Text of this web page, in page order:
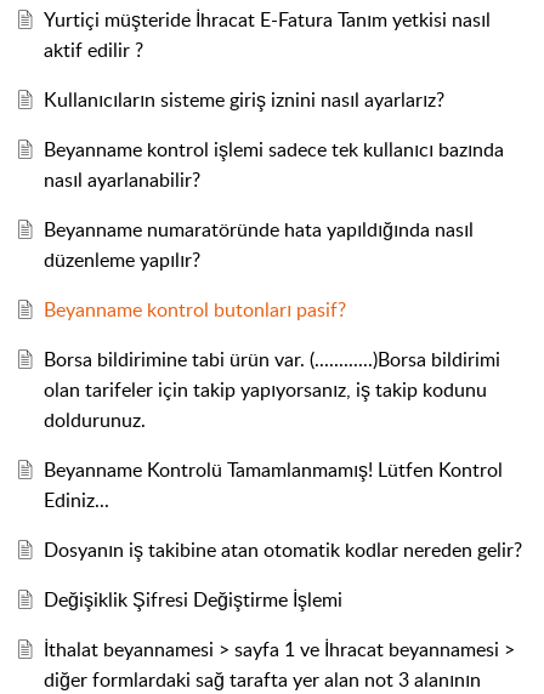
Yurtiçi müşteride İhracat E-Fatura Tanım yetkisi nasıl
aktif edilir ?
Kullanıcıların sisteme giriş iznini nasıl ayarlarız?
Beyanname kontrol işlemi sadece tek kullanıcı bazında
nasıl ayarlanabilir?
Beyanname numaratöründe hata yapıldığında nasıl
düzenleme yapılır?
Beyanname kontrol butonları pasif?
Borsa bildirimine tabi ürün var. (............)Borsa bildirimi
olan tarifeler için takip yapıyorsanız, iş takip kodunu
doldurunuz.
Beyanname Kontrolü Tamamlanmamış! Lütfen Kontrol
Ediniz...
Dosyanın iş takibine atan otomatik kodlar nereden gelir?
Değişiklik Şifresi Değiştirme İşlemi
İthalat beyannamesi > sayfa 1 ve İhracat beyannamesi >
diğer formlardaki sağ tarafta yer alan not 3 alanının